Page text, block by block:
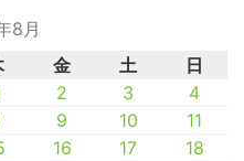
8月
金 土
日
2 3
4
9 10
11
16 17
18